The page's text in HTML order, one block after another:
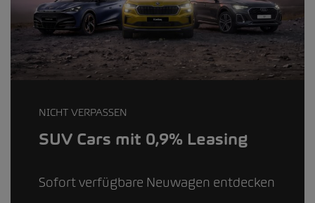
NICHT VERPASSEN
SUV Cars mit 0,9% Leasing
Sofort verfügbare Neuwagen entdecken